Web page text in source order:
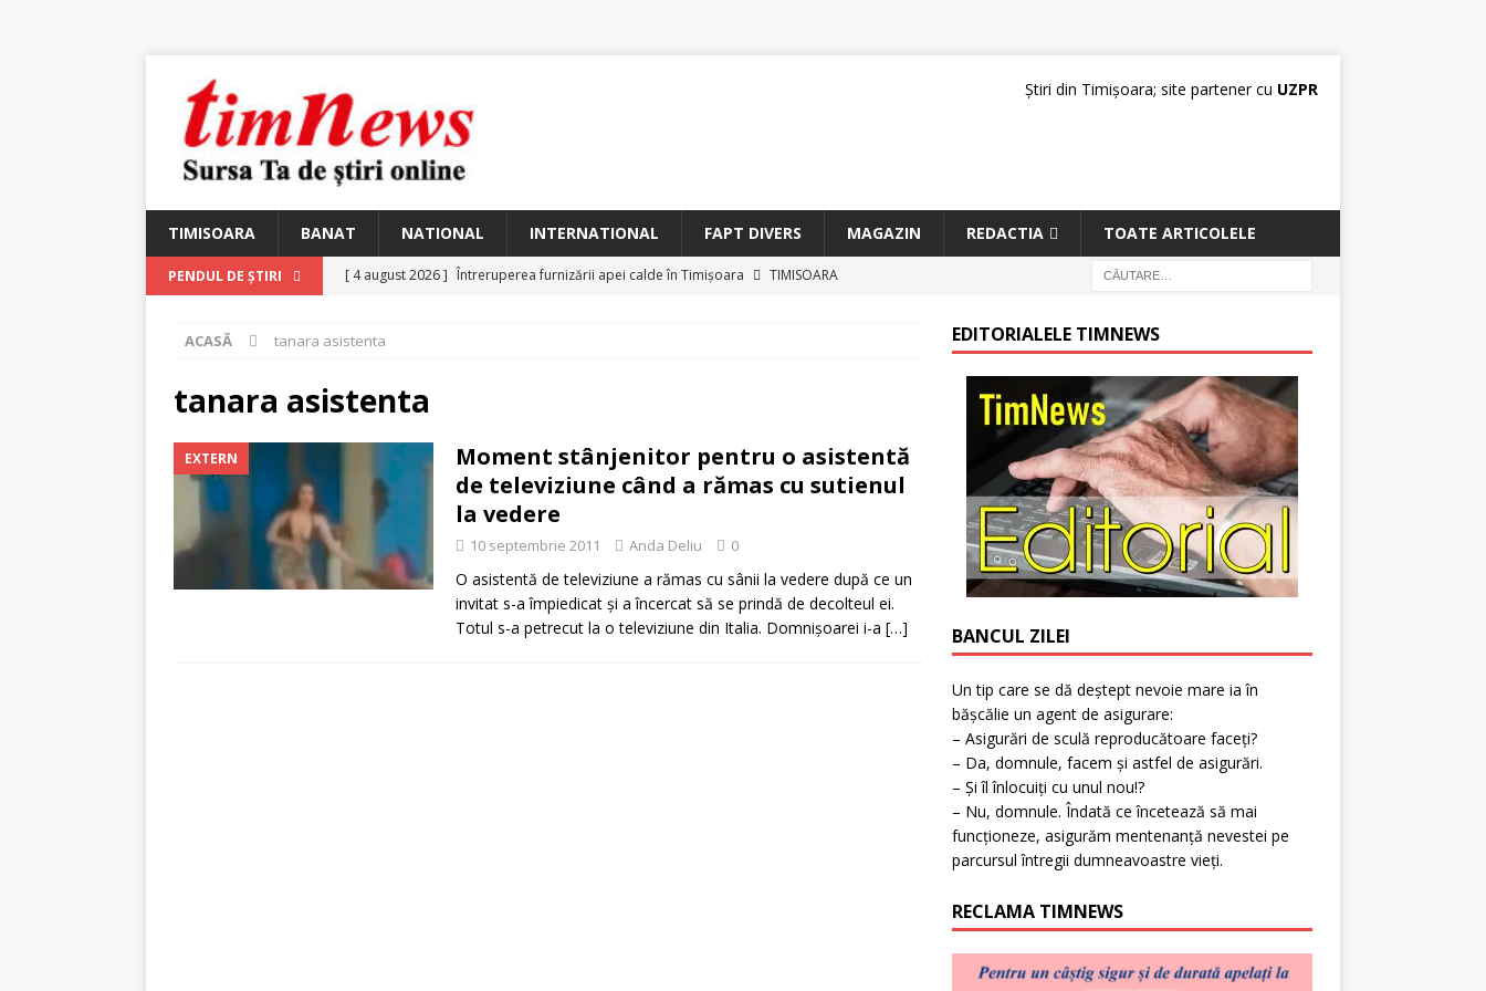
Știri din Timișoara; site partener cu UZPR
TIMISOARA BANAT NATIONAL INTERNATIONAL FAPT DIVERS MAGAZIN REDACTIA TOATE ARTICOLELE
PENDUL DE ȘTIRI [ 4 august 2026 ] Întreruperea furnizării apei calde în Timișoara
TIMISOARA
25 martie 1926 – fugit irreparabile tempus
[ 2 august 2026 ]
Ungureanu, Constantin Flondor
MAGAZIN
[ 5 august 2026 ]
ACASĂ tanara asistenta
tanara asistenta
EXTERN
Moment stânjenitor pentru o asistentă
de televiziune când a rămas cu sutienul
la vedere
10 septembrie 2011 Anda Deliu 0
O asistentă de televiziune a rămas cu sânii la vedere după ce un
invitat s-a împiedicat şi a încercat să se prindă de decolteul ei.
Totul s-a petrecut la o televiziune din Italia. Domnişoarei i-a […]
EDITORIALELE TIMNEWS
BANCUL ZILEI
Un tip care se dă deștept nevoie mare ia în
bășcălie un agent de asigurare:
– Asigurări de sculă reproducătoare faceți?
– Da, domnule, facem și astfel de asigurări.
– Și îl înlocuiți cu unul nou!?
– Nu, domnule. Îndată ce încetează să mai
funcționeze, asigurăm mentenanță nevestei pe
parcursul întregii dumneavoastre vieți.
RECLAMA TIMNEWS